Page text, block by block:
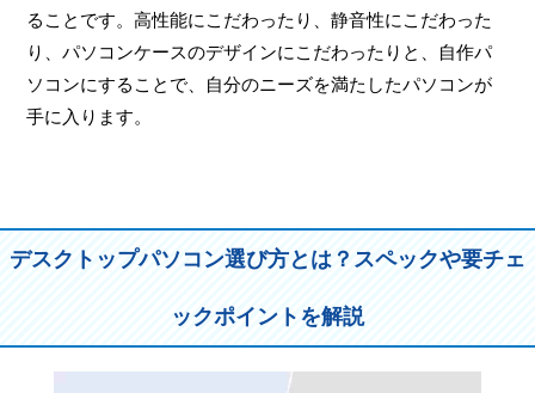
ることです。高性能にこだわったり、静音性にこだわった
り、パソコンケースのデザインにこだわったりと、自作パ
ソコンにすることで、自分のニーズを満たしたパソコンが
手に入ります。
デスクトップパソコン選び方とは？スペックや要チェ
ックポイントを解説